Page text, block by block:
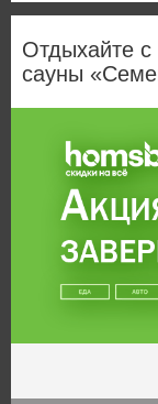
Отдыхайте с
сауны